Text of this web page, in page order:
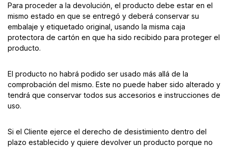
Para proceder a la devolución, el producto debe estar en el
mismo estado en que se entregó y deberá conservar su
embalaje y etiquetado original, usando la misma caja
protectora de cartón en que ha sido recibido para proteger el
producto.
El producto no habrá podido ser usado más allá de la
comprobación del mismo. Este no puede haber sido alterado y
tendrá que conservar todos sus accesorios e instrucciones de
uso.
Si el Cliente ejerce el derecho de desistimiento dentro del
plazo establecido y quiere devolver un producto porque no